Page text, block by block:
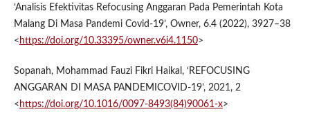
‘Analisis Efektivitas Refocusing Anggaran Pada Pemerintah Kota
Malang Di Masa Pandemi Covid-19’, Owner, 6.4 (2022), 3927–38
< https://doi.org/10.33395/owner.v6i4.1150>
Sopanah, Mohammad Fauzi Fikri Haikal, ‘REFOCUSING
ANGGARAN DI MASA PANDEMICOVID-19’, 2021, 2
< https://doi.org/10.1016/0097-8493(84)90061-x>